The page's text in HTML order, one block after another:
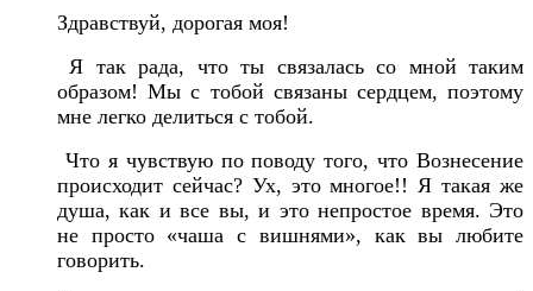
Здравствуй, дорогая моя!
Я так рада, что ты связалась со мной таким
образом! Мы с тобой связаны сердцем, поэтому
мне легко делиться с тобой.
Что я чувствую по поводу того, что Вознесение
происходит сейчас? Ух, это многое!! Я такая же
душа, как и все вы, и это непростое время. Это
не просто «чаша с вишнями», как вы любите
говорить.